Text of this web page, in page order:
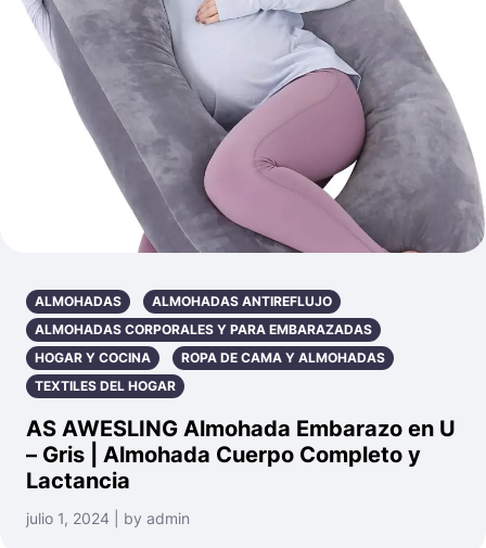
ALMOHADAS
ALMOHADAS ANTIREFLUJO
ALMOHADAS CORPORALES Y PARA EMBARAZADAS
HOGAR Y COCINA
ROPA DE CAMA Y ALMOHADAS
TEXTILES DEL HOGAR
AS AWESLING Almohada Embarazo en U
– Gris | Almohada Cuerpo Completo y
Lactancia
julio 1, 2024 | by admin